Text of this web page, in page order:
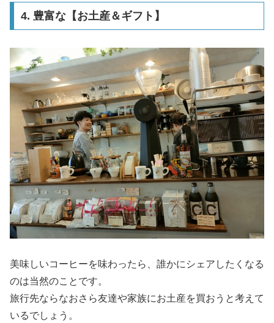
4. 豊富な【お土産＆ギフト】
美味しいコーヒーを味わったら、誰かにシェアしたくなる
のは当然のことです。
旅行先ならなおさら友達や家族にお土産を買おうと考えて
いるでしょう。